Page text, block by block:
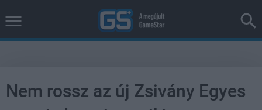
Nem rossz az új Zsivány Egyes